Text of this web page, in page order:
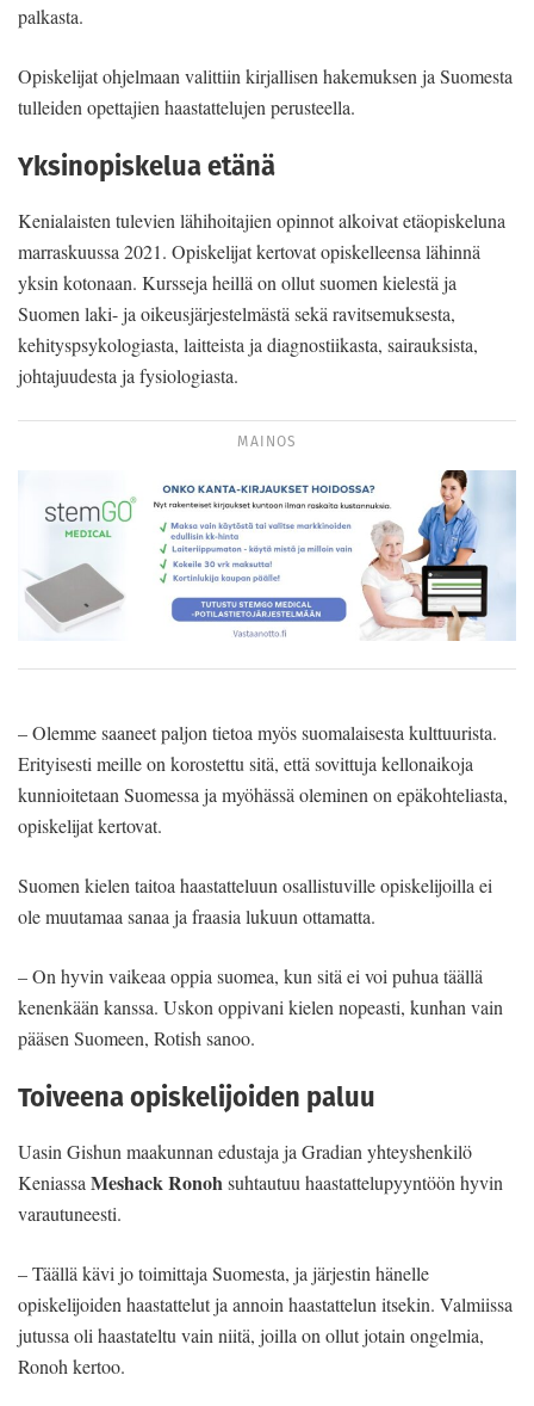
palkasta.
Opiskelijat ohjelmaan valittiin kirjallisen hakemuksen ja Suomesta
tulleiden opettajien haastattelujen perusteella.
Yksinopiskelua etänä
Kenialaisten tulevien lähihoitajien opinnot alkoivat etäopiskeluna
marraskuussa 2021. Opiskelijat kertovat opiskelleensa lähinnä
yksin kotonaan. Kursseja heillä on ollut suomen kielestä ja
Suomen laki- ja oikeusjärjestelmästä sekä ravitsemuksesta,
kehityspsykologiasta, laitteista ja diagnostiikasta, sairauksista,
johtajuudesta ja fysiologiasta.
MAINOS
– Olemme saaneet paljon tietoa myös suomalaisesta kulttuurista.
Erityisesti meille on korostettu sitä, että sovittuja kellonaikoja
kunnioitetaan Suomessa ja myöhässä oleminen on epäkohteliasta,
opiskelijat kertovat.
Suomen kielen taitoa haastatteluun osallistuville opiskelijoilla ei
ole muutamaa sanaa ja fraasia lukuun ottamatta.
– On hyvin vaikeaa oppia suomea, kun sitä ei voi puhua täällä
kenenkään kanssa. Uskon oppivani kielen nopeasti, kunhan vain
pääsen Suomeen, Rotish sanoo.
Toiveena opiskelijoiden paluu
Uasin Gishun maakunnan edustaja ja Gradian yhteyshenkilö
Keniassa Meshack Ronohsuhtautuu haastattelupyyntöön hyvin
varautuneesti.
– Täällä kävi jo toimittaja Suomesta, ja järjestin hänelle
opiskelijoiden haastattelut ja annoin haastattelun itsekin. Valmiissa
jutussa oli haastateltu vain niitä, joilla on ollut jotain ongelmia,
Ronoh kertoo.